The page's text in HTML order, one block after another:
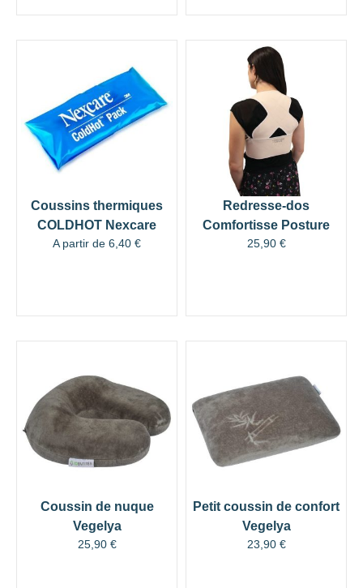
Coussins thermiques
COLDHOT Nexcare
A partir de 6,40 €
Redresse-dos
Comfortisse Posture
25,90 €
Coussin de nuque
Vegelya
25,90 €
Petit coussin de confort
Vegelya
23,90 €